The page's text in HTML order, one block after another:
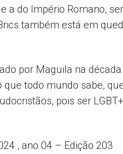
a do Império Romano,
também está em
por Maguila na
todo mundo sabe,
pois ser
, ano 04 – Edição 203